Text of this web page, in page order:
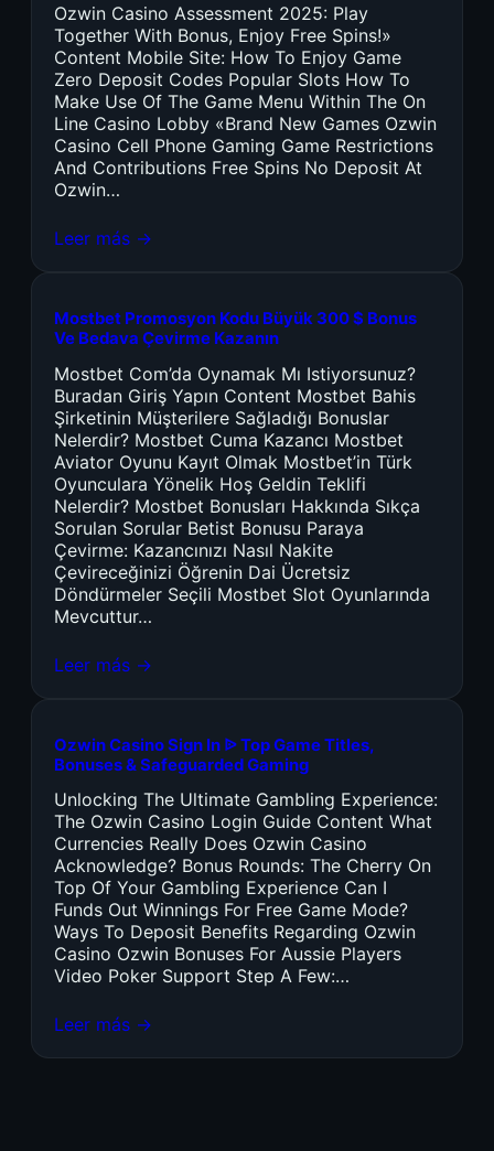
Ozwin Casino Assessment 2025: Play
Together With Bonus, Enjoy Free Spins!»
Content Mobile Site: How To Enjoy Game
Zero Deposit Codes Popular Slots How To
Make Use Of The Game Menu Within The On
Line Casino Lobby «Brand New Games Ozwin
Casino Cell Phone Gaming Game Restrictions
And Contributions Free Spins No Deposit At
Ozwin…
Leer más →
Mostbet Promosyon Kodu Büyük 300 $ Bonus
Ve Bedava Çevirme Kazanın
Mostbet Com’da Oynamak Mı Istiyorsunuz?
Buradan Giriş Yapın Content Mostbet Bahis
Şirketinin Müşterilere Sağladığı Bonuslar
Nelerdir? Mostbet Cuma Kazancı Mostbet
Aviator Oyunu Kayıt Olmak Mostbet’in Türk
Oyunculara Yönelik Hoş Geldin Teklifi
Nelerdir? Mostbet Bonusları Hakkında Sıkça
Sorulan Sorular Betist Bonusu Paraya
Çevirme: Kazancınızı Nasıl Nakite
Çevireceğinizi Öğrenin Dai Ücretsiz
Döndürmeler Seçili Mostbet Slot Oyunlarında
Mevcuttur…
Leer más →
Ozwin Casino Sign In ᐉ Top Game Titles,
Bonuses & Safeguarded Gaming
Unlocking The Ultimate Gambling Experience:
The Ozwin Casino Login Guide Content What
Currencies Really Does Ozwin Casino
Acknowledge? Bonus Rounds: The Cherry On
Top Of Your Gambling Experience Can I
Funds Out Winnings For Free Game Mode?
Ways To Deposit Benefits Regarding Ozwin
Casino Ozwin Bonuses For Aussie Players
Video Poker Support Step A Few:…
Leer más →